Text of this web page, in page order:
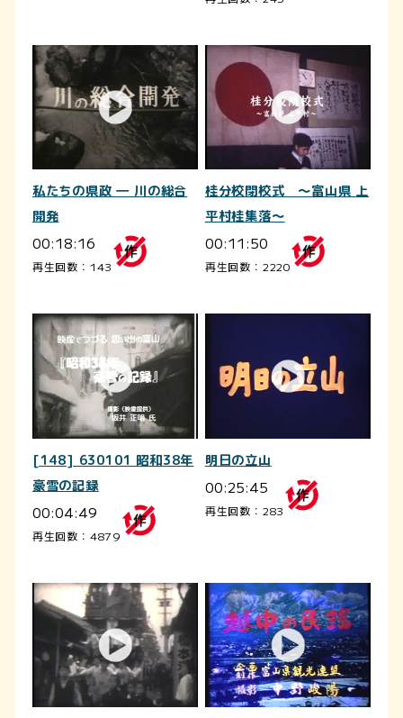
私たちの県政 ― 川の総合
開発
00:18:16
再生回数：143
桂分校閉校式 ～富山県 上
平村桂集落～
00:11:50
再生回数：2220
[148] 630101 昭和38年
豪雪の記録
00:04:49
再生回数：4879
明日の立山
00:25:45
再生回数：283